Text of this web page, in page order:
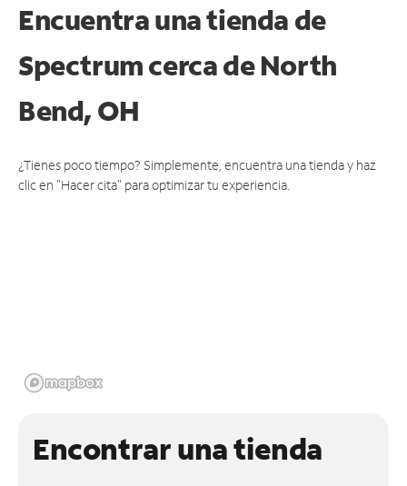
Encuentra una tienda de
Spectrumcerca de North
Bend, OH
¿Tienes poco tiempo? Simplemente, encuentra una tienda y haz
clic en "Hacer cita" para optimizar tu experiencia.
Encontrar una tienda